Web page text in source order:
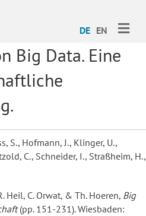
DE EN
Big Data. Eine
S., Hofmann, J., Klinger, U.,
C., Schneider, I., Straßheim, H.,
Heil, C. Orwat, & Th. Hoeren, Big
(pp. 151-231). Wiesbaden: